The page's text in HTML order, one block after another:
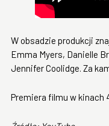
W obsadzie produkcji
Emma Myers, Danielle
Jennifer Coolidge. Za
Premiera filmu w kinach